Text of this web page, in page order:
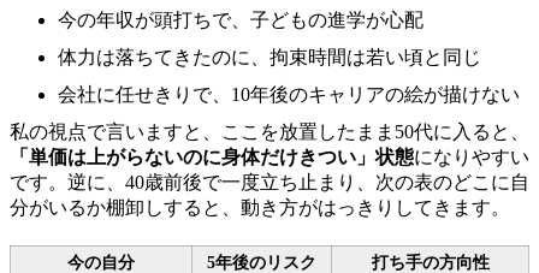
今の年収が頭打ちで、子どもの進学が心配
体力は落ちてきたのに、拘束時間は若い頃と同じ
会社に任せきりで、10年後のキャリアの絵が描けない
私の視点で言いますと、ここを放置したまま50代に入ると、
「単価は上がらないのに身体だけきつい」状態になりやすい
です。逆に、40歳前後で一度立ち止まり、次の表のどこに自
分がいるか棚卸しすると、動き方がはっきりしてきます。
今の自分 5年後のリスク 打ち手の方向性